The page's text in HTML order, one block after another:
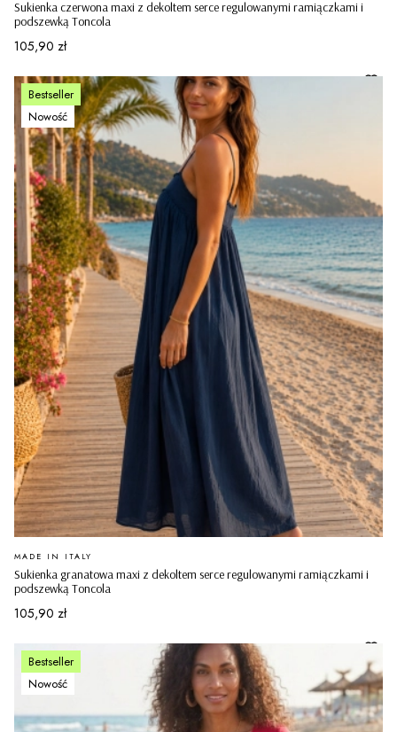
Sukienka czerwona maxi z dekoltem serce regulowanymi ramiączkami i
podszewką Toncola
Cena
105,90 zł
Bestseller
Nowość
Sukienka granatowa maxi z dekoltem serce regulowanymi ramiączkami i
podszewką Toncola
PRODUCENT
MADE IN ITALY
Cena
105,90 zł
Bestseller
Nowość